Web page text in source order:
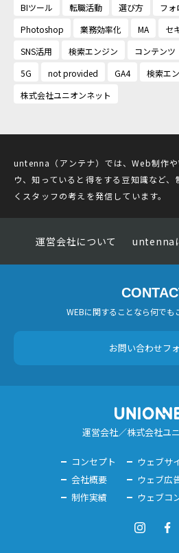
BIツール
転職活動 選び方 フォ
Photoshop
業務効率化 MA セ
SNS活用
検索エンジン コンテンツ
5G
not provided GA4
検索エ
株式会社ユニオンネット
untenna（アンテナ）では、Web制作
ウ、知っていると得をする豆知識など
くスタッフの考えを発信しています。
運営会社について untenna
WEBに関することなら何でも
お問い合わせフ
運営会社／株式会社ユ
コンセプト
ウェブサ
会社概要
ウェブ広
制作実績
ウェブコ